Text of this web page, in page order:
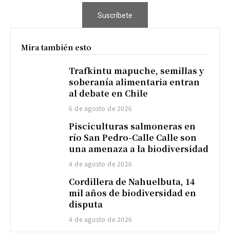
Suscríbete
Mira también esto
Trafkintu mapuche, semillas y
soberanía alimentaria entran
al debate en Chile
6 de agosto de 2026
Pisciculturas salmoneras en
río San Pedro-Calle Calle son
una amenaza a la biodiversidad
4 de agosto de 2026
Cordillera de Nahuelbuta, 14
mil años de biodiversidad en
disputa
4 de agosto de 2026